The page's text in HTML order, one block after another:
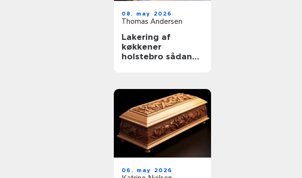
08. may 2026
Thomas Andersen
Lakering af
køkkener
holstebro sådan
06. may 2026